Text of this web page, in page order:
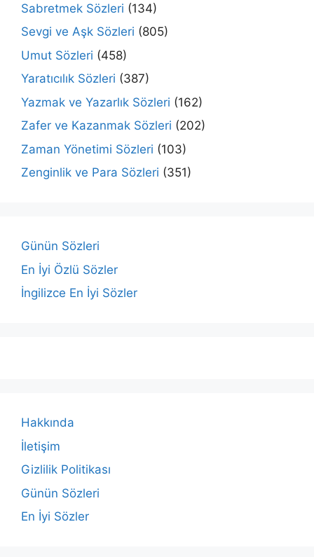
Sabretmek Sözleri (134)
Sevgi ve Aşk Sözleri (805)
Umut Sözleri (458)
Yaratıcılık Sözleri (387)
Yazmak ve Yazarlık Sözleri (162)
Zafer ve Kazanmak Sözleri (202)
Zaman Yönetimi Sözleri (103)
Zenginlik ve Para Sözleri (351)
Günün Sözleri
En İyi Özlü Sözler
İngilizce En İyi Sözler
Hakkında
İletişim
Gizlilik Politikası
Günün Sözleri
En İyi Sözler